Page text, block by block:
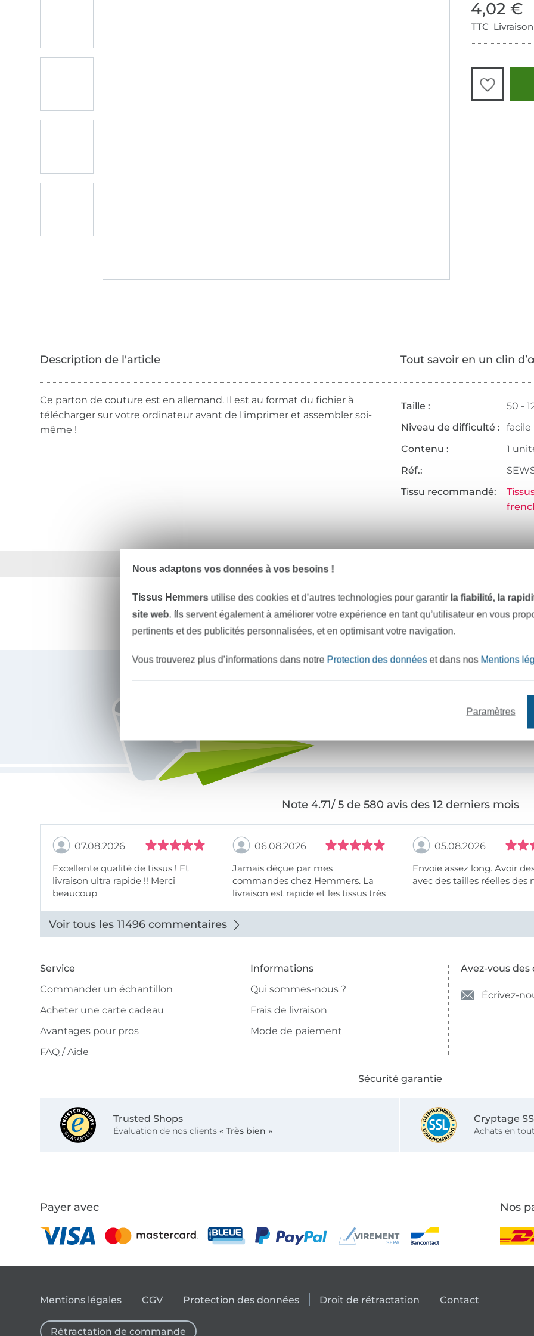
4,02 €
TTC
Ce parton de couture est en allemand. Il est au format du fichier à
télécharger sur votre ordinateur avant de l'imprimer et assembler soi-
même !
Tout savoir en un clin
Taille :
50 -
Niveau de difficulté :
facile
Contenu :
1
Réf.:
Tissu recommandé:
Plus de 1.8 millions de mètres de tissu en stock
VOULEZ-VOUS ÊTRE INFORMÉ DES
Soyez toujours informé(e) & recevez un
Vous êtes abonné à la newsletter de Tissus Hemmers. Votre adresse e-mail
Note 4.71/ 5 de 580 avis des 12 derniers mois
07.08.2026
Excellente qualité de tissus ! Et
livraison ultra rapide !! Merci
beaucoup
06.08.2026
Jamais déçue par mes
commandes chez Hemmers. La
livraison est rapide et les tissus très
05.08.2026
Envoie assez long. Avoir
avec des tailles réelles des
Voir tous les 11496 commentaires
Service
Commander un échantillon
Acheter une carte cadeau
Avantages pour pros
FAQ / Aide
Informations
Qui sommes-nous ?
Frais de livraison
Mode de paiement
Avez-vous des
Écrivez-
Sécurité garantie
Trusted Shops
Évaluation de nos clients « Très bien »
Cryptage
Achats en
Payer avec Nos
Mentions légales CGV Protection des données Droit de rétractation Contact
Rétractation de commande
Nous adaptons vos données à vos besoins !
Tissus Hemmers utilise des cookies et d’autres technologies pour garantir la fiabilité, la
site web. Ils servent également à améliorer votre expérience en tant qu’utilisateur en vous
pertinents et des publicités personnalisées, et en optimisant votre navigation.
Vous trouverez plus d’informations dans notre Protection des donnéeset dans nos Mentions
Paramètres